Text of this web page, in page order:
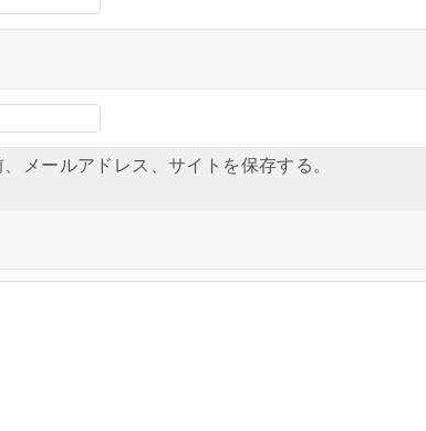
メールアドレス、サイトを保存する。